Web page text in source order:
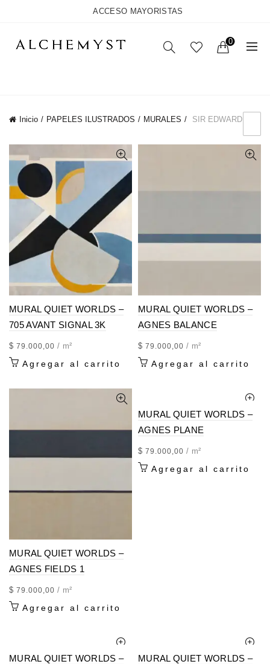
ACCESO MAYORISTAS
0
Inicio PAPELES ILUSTRADOS MURALES SIR EDWARD
MURAL QUIET WORLDS –
705 AVANT SIGNAL 3K
$ 79.000,00 / m²
Agregar al carrito
MURAL QUIET WORLDS –
AGNES BALANCE
$ 79.000,00 / m²
Agregar al carrito
MURAL QUIET WORLDS –
AGNES FIELDS 1
$ 79.000,00 / m²
Agregar al carrito
MURAL QUIET WORLDS –
AGNES PLANE
$ 79.000,00 / m²
Agregar al carrito
MURAL QUIET WORLDS –
MURAL QUIET WORLDS –